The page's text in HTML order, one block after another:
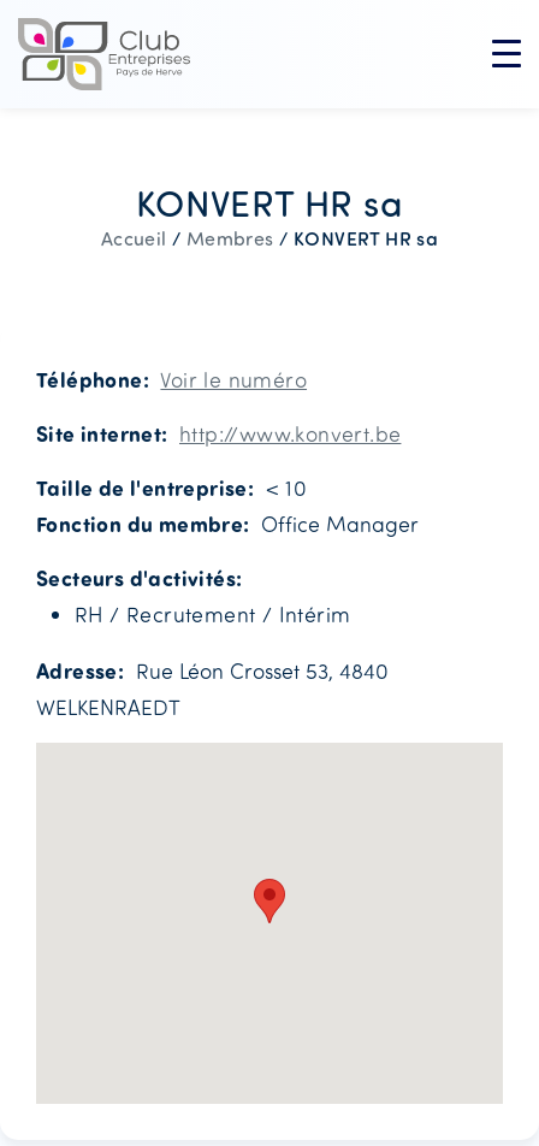
KONVERT HR sa
Accueil / Membres / KONVERT HR sa
Téléphone Voir le numéro
Site internet http://www.konvert.be
Taille de l'entreprise < 10
Fonction du membre Office Manager
Secteurs d'activités
RH / Recrutement / Intérim
Adresse
Rue Léon Crosset 53, 4840
WELKENRAEDT